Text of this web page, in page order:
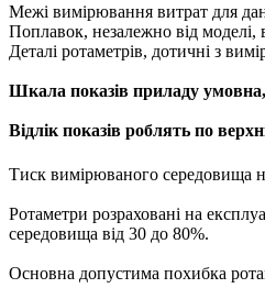
Межі вимірювання витрат для
Поплавок, незалежно від моделі,
Деталі ротаметрів, дотичні з
Шкала показів приладу умовна,
Відлік показів роблять по
Тиск вимірюваного середовища
Ротаметри розраховані на
середовища від 30 до 80%.
Основна допустима похибка